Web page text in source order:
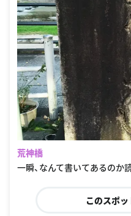
荒神橋
一瞬、なんて書いてあるのか
このスポ